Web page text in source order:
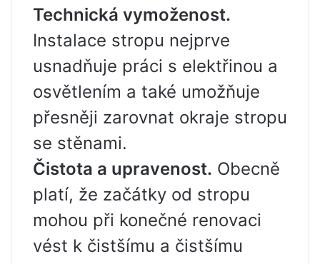
Technická vymoženost.
Instalace stropu nejprve
usnadňuje práci s elektřinou a
osvětlením a také umožňuje
přesněji zarovnat okraje stropu
se stěnami.
Čistota a upravenost. Obecně
platí, že začátky od stropu
mohou při konečné renovaci
vést k čistšímu a čistšímu